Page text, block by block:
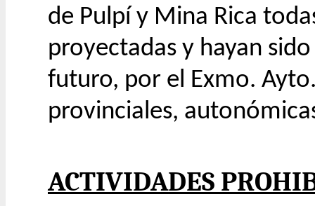
de Pulpí y Mina Rica
proyectadas y hayan
futuro, por el Exmo.
provinciales,
ACTIVIDADES